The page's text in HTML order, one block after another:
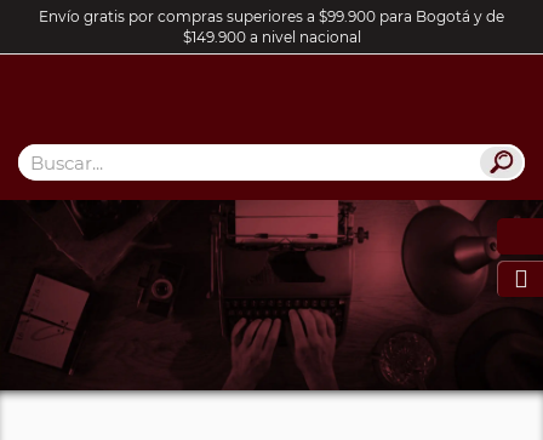
Envío gratis por compras superiores a $99.900 para Bogotá y de
$149.900 a nivel nacional
